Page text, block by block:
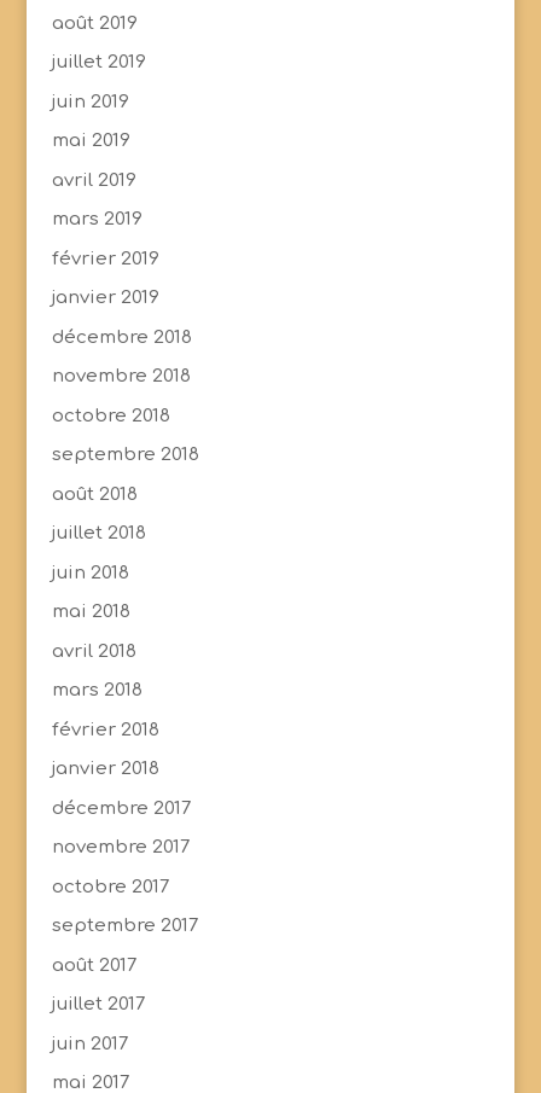
août 2019
juillet 2019
juin 2019
mai 2019
avril 2019
mars 2019
février 2019
janvier 2019
décembre 2018
novembre 2018
octobre 2018
septembre 2018
août 2018
juillet 2018
juin 2018
mai 2018
avril 2018
mars 2018
février 2018
janvier 2018
décembre 2017
novembre 2017
octobre 2017
septembre 2017
août 2017
juillet 2017
juin 2017
mai 2017